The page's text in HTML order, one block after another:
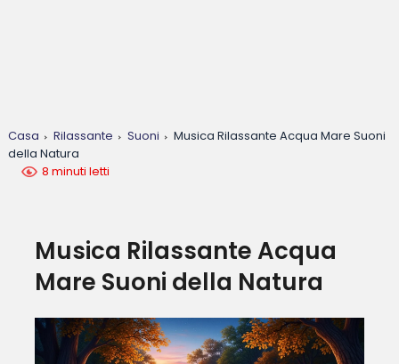
Casa Rilassante Suoni
Musica Rilassante Acqua Mare Suoni
della Natura
8 minuti letti
Musica Rilassante Acqua
Mare Suoni della Natura